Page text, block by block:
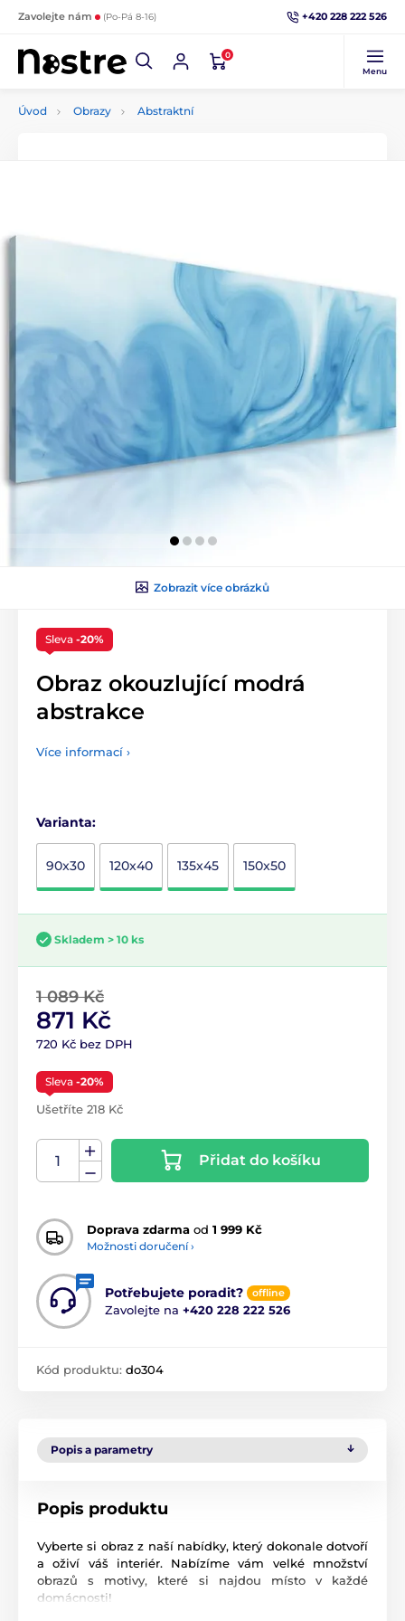
Zavolejte nám (Po-Pá 8-16) +420 228 222 526
0
Menu
Úvod Obrazy Abstraktní
Zobrazit více obrázků
Sleva -20%
Obraz okouzlující modrá
abstrakce
Více informací ›
Varianta:
90x30 120x40 135x45 150x50
Skladem > 10 ks
1 089 Kč
871 Kč
720 Kč bez DPH
Sleva -20%
Ušetříte 218 Kč
Přidat do košíku
Doprava zdarma od 1 999 Kč
Možnosti doručení ›
Potřebujete poradit? offline
Zavolejte na +420 228 222 526
Kód produktu: do304
Popis a parametry
Popis produktu
Vyberte si obraz z naší nabídky, který dokonale dotvoří
a oživí váš interiér. Nabízíme vám velké množství
obrazů s motivy, které si najdou místo v každé
domácnosti!